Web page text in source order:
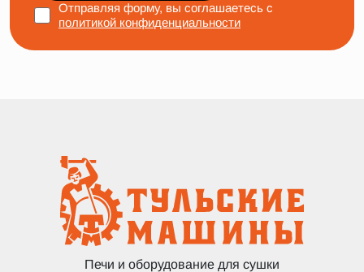
Отправляя форму, вы соглашаетесь с
политикой конфиденциальности
Печи и оборудование для сушки